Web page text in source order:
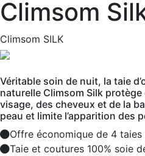
Climsom
Climsom SILK
Véritable soin de nuit, la taie
naturelle Climsom Silk
visage, des cheveux et de la
peau et limite l’apparition des
Offre économique de 4
Taie et coutures 100% soie